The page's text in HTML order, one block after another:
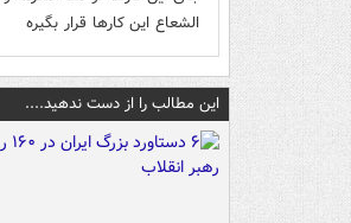
الشعاع این کارها قرار بگیره
این مطالب را از دست ندهید....